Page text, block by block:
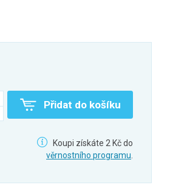
Přidat do košíku
Koupi získáte 2 Kč do
věrnostního programu